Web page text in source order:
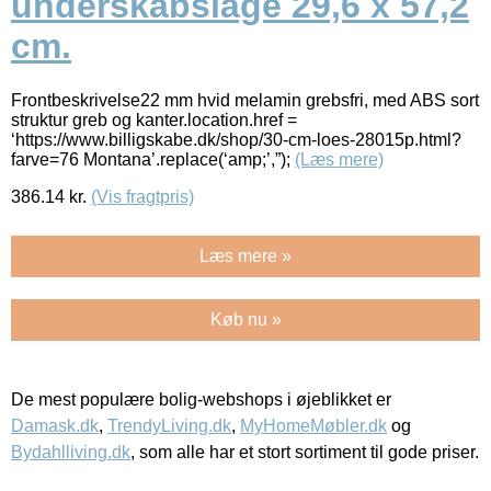
cm.
Frontbeskrivelse22 mm hvid melamin grebsfri, med ABS sort
struktur greb og kanter.location.href =
‘https://www.billigskabe.dk/shop/30-cm-loes-28015p.html?
farve=76 Montana’.replace(‘amp;’,”); (Læs mere)
386.14 kr. (Vis fragtpris)
Læs mere »
Køb nu »
De mest populære bolig-webshops i øjeblikket er
Damask.dk, TrendyLiving.dk, MyHomeMøbler.dk og
Bydahlliving.dk, som alle har et stort sortiment til gode priser.